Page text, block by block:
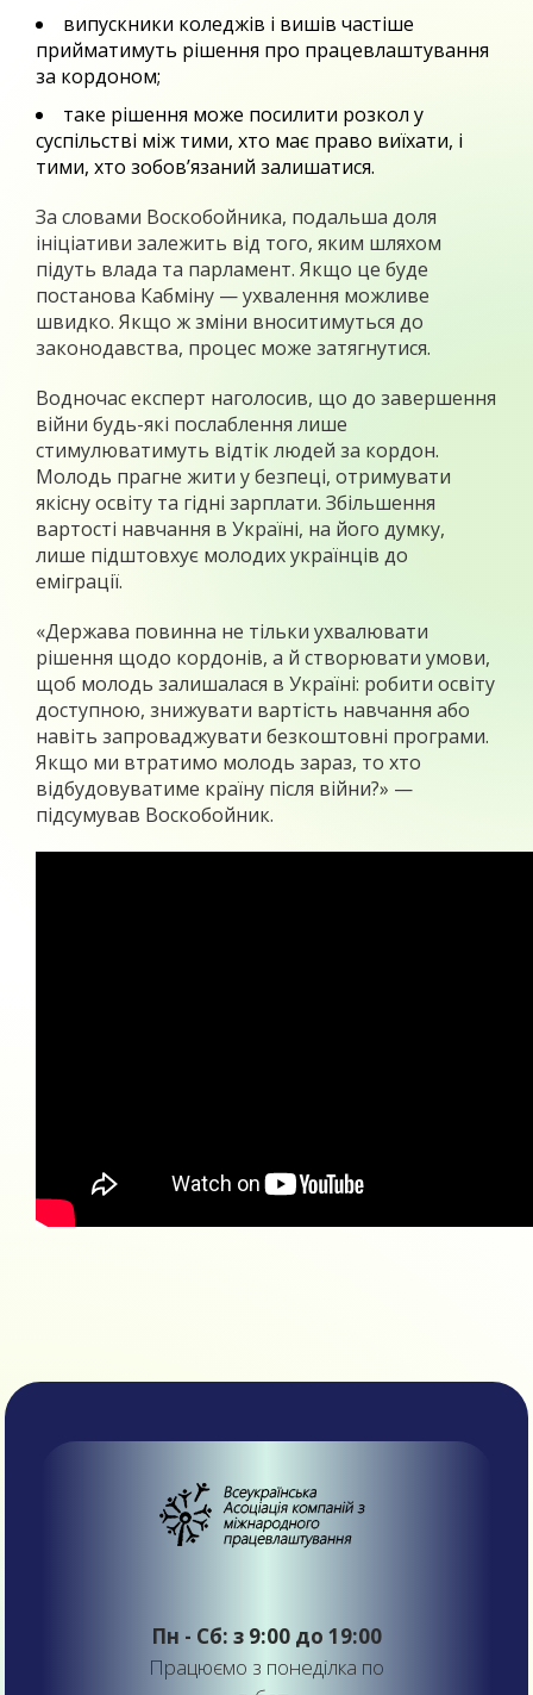
випускники коледжів і вишів частіше
прийматимуть рішення про працевлаштування
за кордоном;
таке рішення може посилити розкол у
суспільстві між тими, хто має право виїхати, і
тими, хто зобов’язаний залишатися.
За словами Воскобойника, подальша доля
ініціативи залежить від того, яким шляхом
підуть влада та парламент. Якщо це буде
постанова Кабміну — ухвалення можливе
швидко. Якщо ж зміни вноситимуться до
законодавства, процес може затягнутися.
Водночас експерт наголосив, що до завершення
війни будь-які послаблення лише
стимулюватимуть відтік людей за кордон.
Молодь прагне жити у безпеці, отримувати
якісну освіту та гідні зарплати. Збільшення
вартості навчання в Україні, на його думку,
лише підштовхує молодих українців до
еміграції.
«Держава повинна не тільки ухвалювати
рішення щодо кордонів, а й створювати умови,
щоб молодь залишалася в Україні: робити освіту
доступною, знижувати вартість навчання або
навіть запроваджувати безкоштовні програми.
Якщо ми втратимо молодь зараз, то хто
відбудовуватиме країну після війни?» —
підсумував Воскобойник.
Пн - Сб: з 9:00 до 19:00
Працюємо з понеділка по